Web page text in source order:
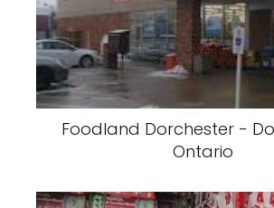
Foodland Dorchester -
Ontario